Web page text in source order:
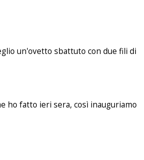
un'ovetto sbattuto con due fili di
ho fatto ieri sera, così inauguriamo